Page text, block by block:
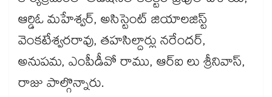
ఆర్డిఓ మహేశ్వర్, అసిస్టెంట్ జియాలజిస్ట్
వెంకటేశ్వరరావు, తహసిల్దార్లు నరేందర్,
అనుపమ, ఎంపీడీవో రాము, ఆర్ఐ లు శ్రీనివాస్,
రాజు పాల్గొన్నారు.